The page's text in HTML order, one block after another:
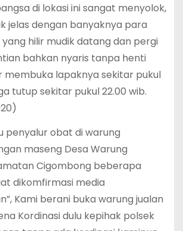
di lokasi ini sangat menyolok,
jelas dengan banyaknya para
hilir mudik datang dan pergi
bahkan nyaris tanpa henti
membuka lapaknya sekitar pukul
tutup sekitar pukul 22.00 wib.
penyalur obat di warung
maseng Desa Warung
Cigombong beberapa
dikomfirmasi media
Kami berani buka warung jualan
Kordinasi dulu kepihak polsek